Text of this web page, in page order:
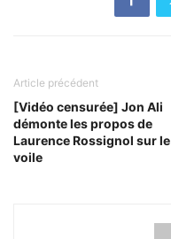
Article précédent
[Vidéo censurée] Jon Ali
démonte les propos de
Laurence Rossignol sur le
voile